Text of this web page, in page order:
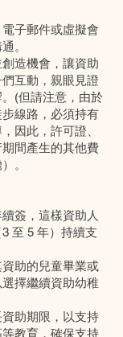
子郵件或虛擬會
。
造機會，讓資助
互動，親眼見證
(但請注意，由於
線路，必須持有
因此，許可證、
間產生的其他費
。
簽，這樣資助人
至 5 年）持續支
助的兒童畢業或
擇繼續資助幼稚
助期限，以支持
教育，確保支持